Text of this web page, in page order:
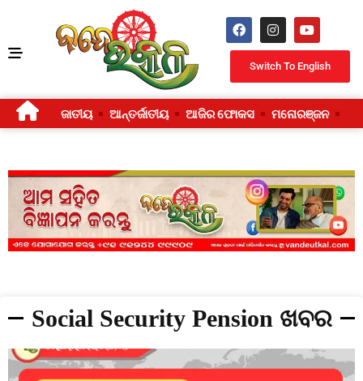
Switch To English
ଜାତୀୟ ଆନ୍ତର୍ଜାତୀୟ ଆଜିର ଫୋକସ ମନୋରଞ୍ଜନ
Social Security Pension ଖବର